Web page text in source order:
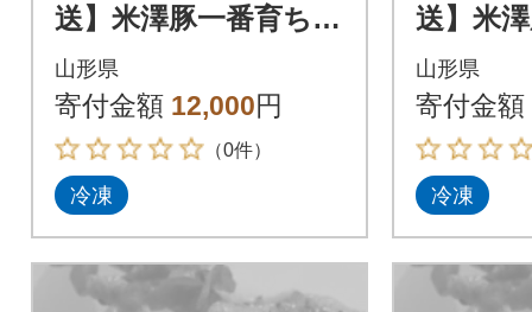
送】米澤豚一番育ち
【豚ロース味噌漬10
枚】
山形県
寄付金額 12,000円
（0件）
冷凍
送】米
【豚ロ
枚】
山形県
寄付金額
冷凍